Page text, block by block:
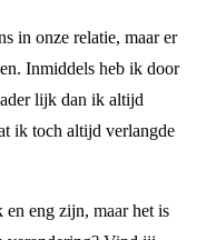
in onze relatie, maar er
Inmiddels heb ik door
lijk dan ik altijd
ik toch altijd verlangde
eng zijn, maar het is